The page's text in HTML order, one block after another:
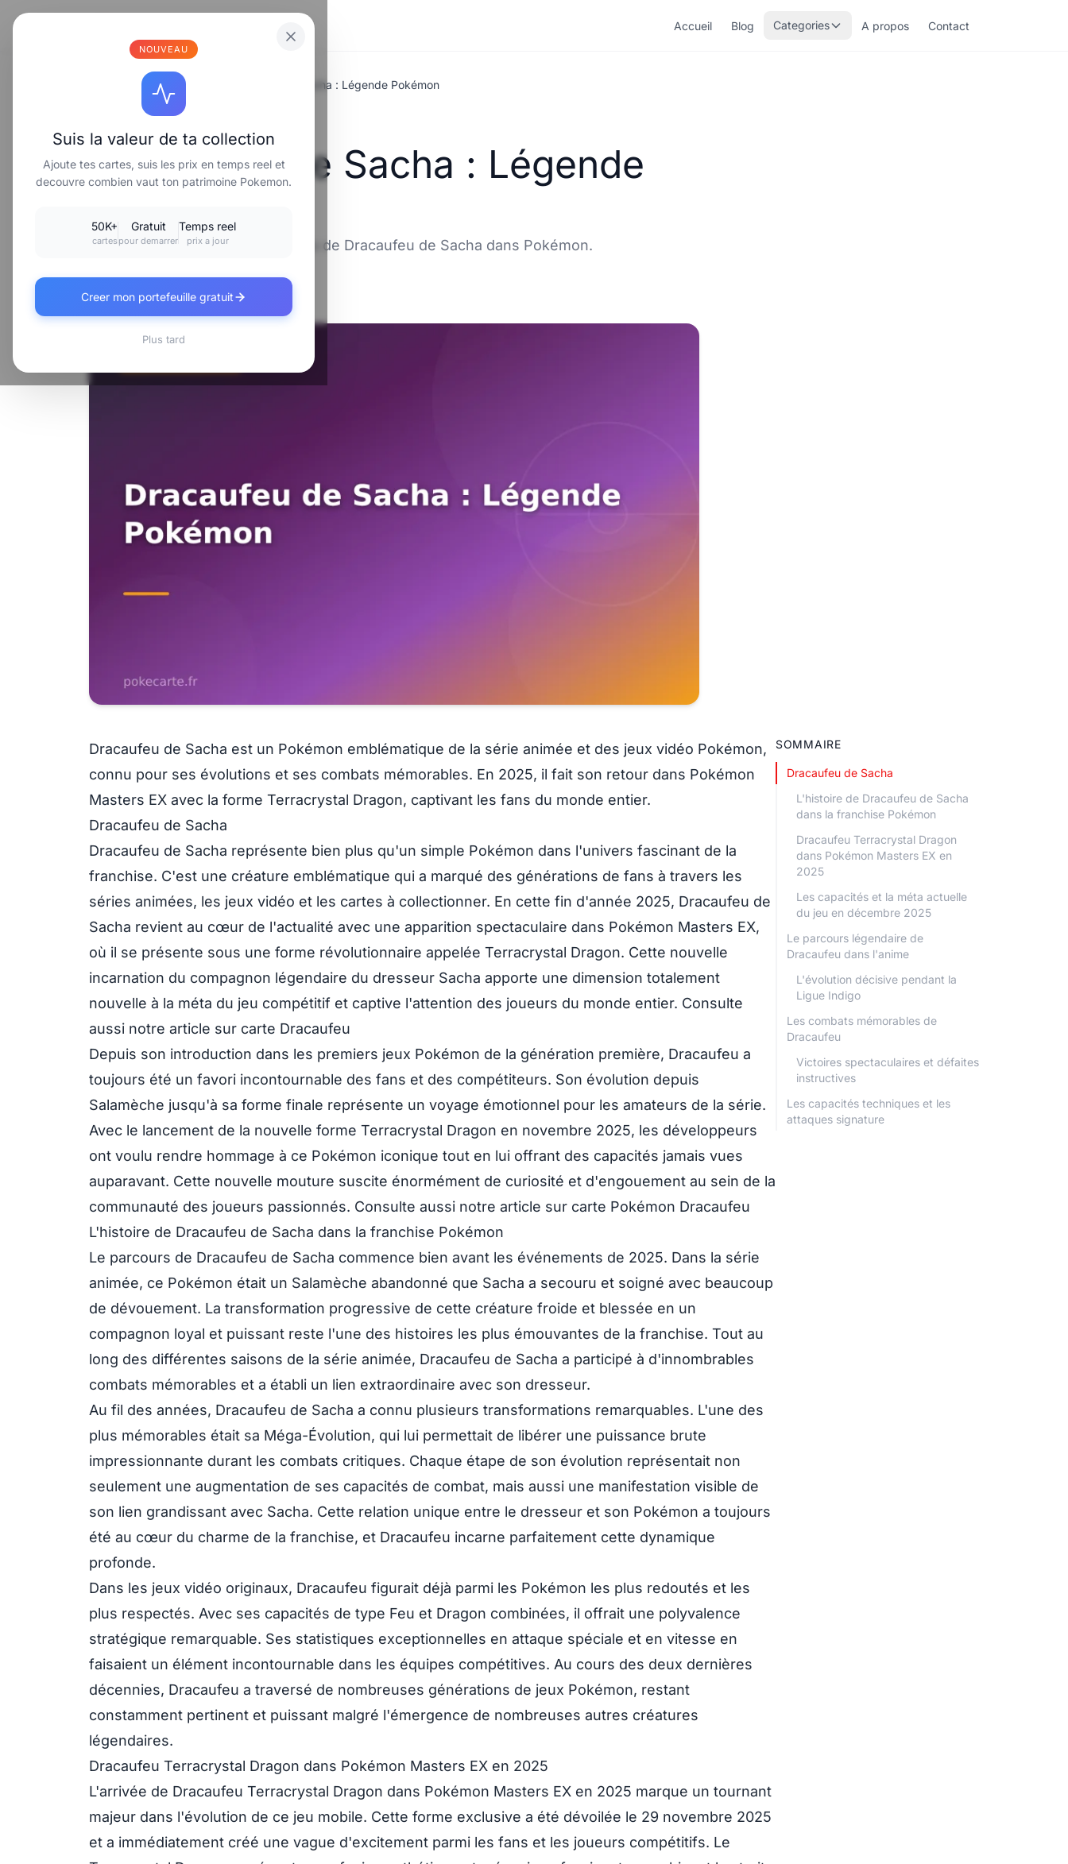
Accueil Blog Categories A propos Contact
Univers Pokemon Dracaufeu de Sacha : Légende Pokémon
Dracaufeu de Sacha : Légende
Pokémon
Explore l'évolution et les combats de Dracaufeu de Sacha dans Pokémon.
⏱️ 8 min de lecture
Dracaufeu de Sacha est un Pokémon emblématique de la série animée et des jeux vidéo Pokémon,
connu pour ses évolutions et ses combats mémorables. En 2025, il fait son retour dans Pokémon
Masters EX avec la forme Terracrystal Dragon, captivant les fans du monde entier.
Dracaufeu de Sacha
Dracaufeu de Sacha représente bien plus qu'un simple Pokémon dans l'univers fascinant de la
franchise. C'est une créature emblématique qui a marqué des générations de fans à travers les
séries animées, les jeux vidéo et les cartes à collectionner. En cette fin d'année 2025, Dracaufeu de
Sacha revient au cœur de l'actualité avec une apparition spectaculaire dans Pokémon Masters EX,
où il se présente sous une forme révolutionnaire appelée Terracrystal Dragon. Cette nouvelle
incarnation du compagnon légendaire du dresseur Sacha apporte une dimension totalement
nouvelle à la méta du jeu compétitif et captive l'attention des joueurs du monde entier. Consulte
aussi notre article sur carte Dracaufeu
Depuis son introduction dans les premiers jeux Pokémon de la génération première, Dracaufeu a
toujours été un favori incontournable des fans et des compétiteurs. Son évolution depuis
Salamèche jusqu'à sa forme finale représente un voyage émotionnel pour les amateurs de la série.
Avec le lancement de la nouvelle forme Terracrystal Dragon en novembre 2025, les développeurs
ont voulu rendre hommage à ce Pokémon iconique tout en lui offrant des capacités jamais vues
auparavant. Cette nouvelle mouture suscite énormément de curiosité et d'engouement au sein de la
communauté des joueurs passionnés. Consulte aussi notre article sur carte Pokémon Dracaufeu
L'histoire de Dracaufeu de Sacha dans la franchise Pokémon
Le parcours de Dracaufeu de Sacha commence bien avant les événements de 2025. Dans la série
animée, ce Pokémon était un Salamèche abandonné que Sacha a secouru et soigné avec beaucoup
de dévouement. La transformation progressive de cette créature froide et blessée en un
compagnon loyal et puissant reste l'une des histoires les plus émouvantes de la franchise. Tout au
long des différentes saisons de la série animée, Dracaufeu de Sacha a participé à d'innombrables
combats mémorables et a établi un lien extraordinaire avec son dresseur.
Au fil des années, Dracaufeu de Sacha a connu plusieurs transformations remarquables. L'une des
plus mémorables était sa Méga-Évolution, qui lui permettait de libérer une puissance brute
impressionnante durant les combats critiques. Chaque étape de son évolution représentait non
seulement une augmentation de ses capacités de combat, mais aussi une manifestation visible de
son lien grandissant avec Sacha. Cette relation unique entre le dresseur et son Pokémon a toujours
été au cœur du charme de la franchise, et Dracaufeu incarne parfaitement cette dynamique
profonde.
Dans les jeux vidéo originaux, Dracaufeu figurait déjà parmi les Pokémon les plus redoutés et les
plus respectés. Avec ses capacités de type Feu et Dragon combinées, il offrait une polyvalence
stratégique remarquable. Ses statistiques exceptionnelles en attaque spéciale et en vitesse en
faisaient un élément incontournable dans les équipes compétitives. Au cours des deux dernières
décennies, Dracaufeu a traversé de nombreuses générations de jeux Pokémon, restant
constamment pertinent et puissant malgré l'émergence de nombreuses autres créatures
légendaires.
Dracaufeu Terracrystal Dragon dans Pokémon Masters EX en 2025
L'arrivée de Dracaufeu Terracrystal Dragon dans Pokémon Masters EX en 2025 marque un tournant
majeur dans l'évolution de ce jeu mobile. Cette forme exclusive a été dévoilée le 29 novembre 2025
et a immédiatement créé une vague d'excitement parmi les fans et les joueurs compétitifs. Le
SOMMAIRE
Dracaufeu de Sacha
L'histoire de Dracaufeu de Sacha
dans la franchise Pokémon
Dracaufeu Terracrystal Dragon
dans Pokémon Masters EX en
2025
Les capacités et la méta actuelle
du jeu en décembre 2025
Le parcours légendaire de
Dracaufeu dans l'anime
L'évolution décisive pendant la
Ligue Indigo
Les combats mémorables de
Dracaufeu
Victoires spectaculaires et défaites
instructives
Les capacités techniques et les
attaques signature
NOUVEAU
Suis la valeur de ta collection
Ajoute tes cartes, suis les prix en temps reel et
decouvre combien vaut ton patrimoine Pokemon.
50K+
cartes
Gratuit
pour demarrer
Temps reel
prix a jour
Creer mon portefeuille gratuit
Plus tard